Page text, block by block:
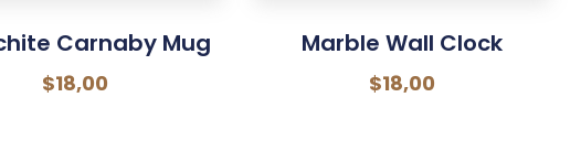
Carnaby Mug
$18,00
Marble Wall Clock
$18,00